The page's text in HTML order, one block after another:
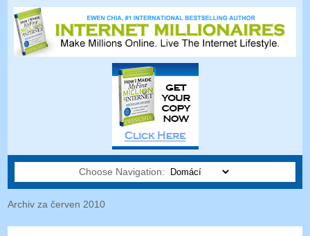
Choose Navigation:
Archiv za červen 2010